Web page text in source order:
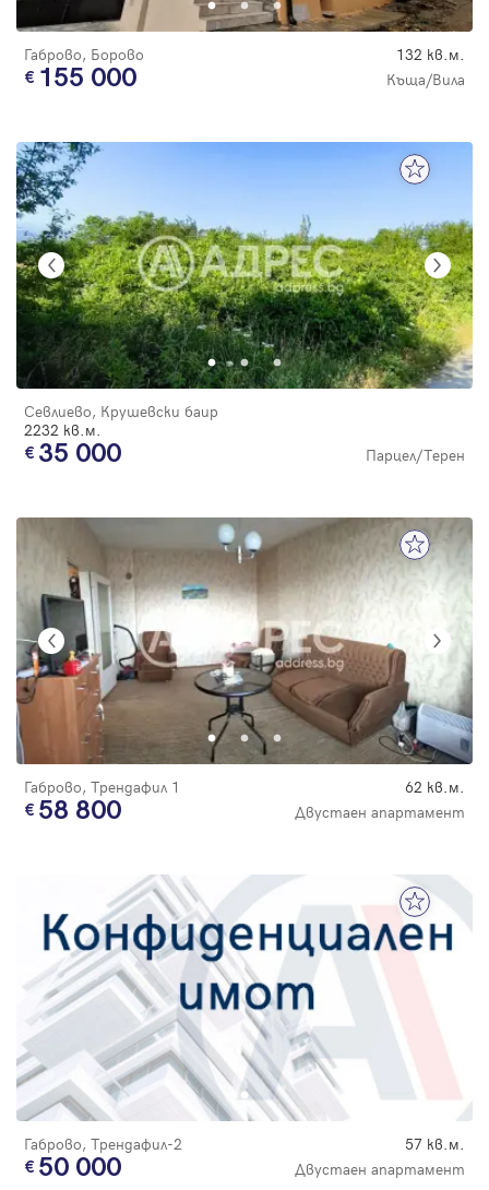
Габрово, Борово 132 кв.м.
155 000 Къща/Вила
Севлиево, Крушевски баир
2232 кв.м.
35 000 Парцел/Терен
Габрово, Трендафил 1 62 кв.м.
58 800 Двустаен апартамент
Габрово, Трендафил-2 57 кв.м.
50 000 Двустаен апартамент